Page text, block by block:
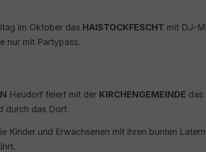
im Oktober das HAISTOCKFESCHT mit DJ-
nur mit Partypass.
Heudorf feiert mit der KIRCHENGEMEINDE das
durch das Dorf.
Kinder und Erwachsenen mit ihren bunten